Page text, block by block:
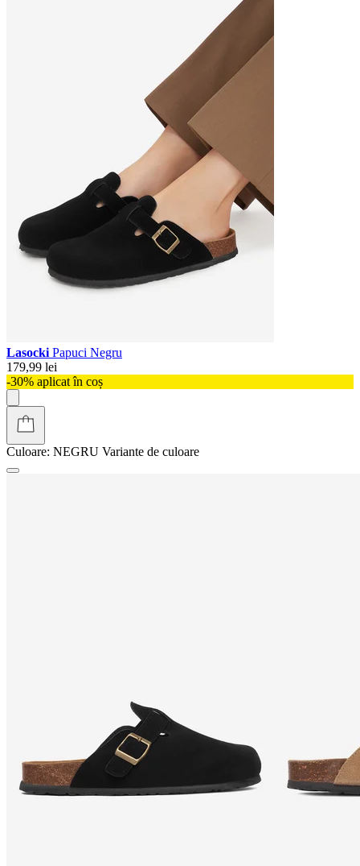
Lasocki Papuci Negru
179,99 lei
-30% aplicat în coș
Culoare: NEGRU Variante de culoare